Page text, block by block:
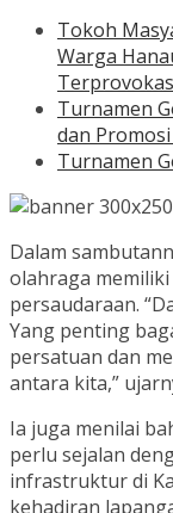
Tokoh
Warga
Turnamen
dan
Turnamen
Dalam
olahraga
persaudaraan.
Yang penting
persatuan dan
antara kita,”
Ia juga menilai
perlu sejalan
infrastruktur di
kehadiran